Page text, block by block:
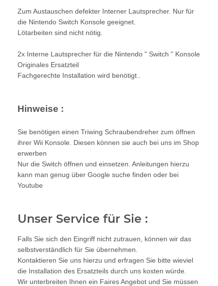
Zum Austauschen defekter Interner Lautsprecher. Nur für
die Nintendo Switch Konsole geeignet.
Lötarbeiten sind nicht nötig.
2x Interne Lautsprecher für die Nintendo " Switch " Konsole
Originales Ersatzteil
Fachgerechte Installation wird benötigt..
Hinweise :
Sie benötigen einen Triwing Schraubendreher zum öffnen
ihrer Wii Konsole. Diesen können sie auch bei uns im Shop
erwerben
Nur die Switch öffnen und einsetzen. Anleitungen hierzu
kann man genug über Google suche finden oder bei
Youtube
Unser Service für Sie :
Falls Sie sich den Eingriff nicht zutrauen, können wir das
selbstverständlich für Sie übernehmen.
Kontaktieren Sie uns hierzu und erfragen Sie bitte wieviel
die Installation des Ersatzteils durch uns kosten würde.
Wir unterbreiten Ihnen ein Faires Angebot und Sie müssen